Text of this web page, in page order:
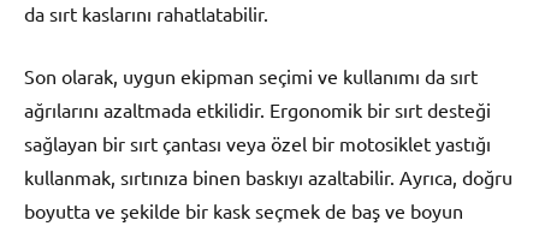
da sırt kaslarını rahatlatabilir.
Son olarak, uygun ekipman seçimi ve kullanımı da sırt
ağrılarını azaltmada etkilidir. Ergonomik bir sırt desteği
sağlayan bir sırt çantası veya özel bir motosiklet yastığı
kullanmak, sırtınıza binen baskıyı azaltabilir. Ayrıca, doğru
boyutta ve şekilde bir kask seçmek de baş ve boyun